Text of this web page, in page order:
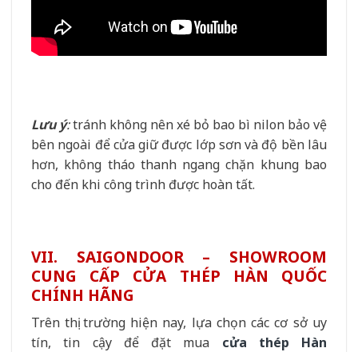
Lưu ý:tránh không nên xé bỏ bao bì nilon bảo vệ
bên ngoài để cửa giữ được lớp sơn và độ bền lâu
hơn, không tháo thanh ngang chặn khung bao
cho đến khi công trình được hoàn tất.
VII. SAIGONDOOR – SHOWROOM
CUNG CẤP CỬA THÉP HÀN QUỐC
CHÍNH HÃNG
Trên thị trường hiện nay, lựa chọn các cơ sở uy
tín, tin cậy để đặt mua cửa thép Hàn